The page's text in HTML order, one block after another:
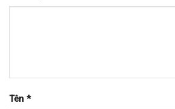
Tên *